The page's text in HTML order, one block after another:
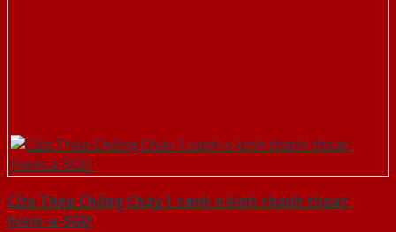
Cửa Thép Chống Cháy 1 canh o kinh thanh thoat
hiem-a-SGD